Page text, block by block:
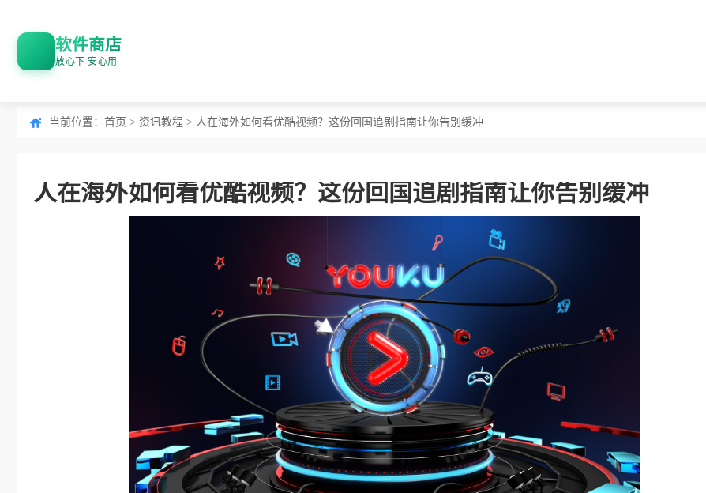
软件商店
放心下 安心用
当前位置： 首页 > 资讯教程 > 人在海外如何看优酷视频？这份回国追剧指南让你告别缓冲
人在海外如何看优酷视频？这份回国追剧指南让你告别缓冲